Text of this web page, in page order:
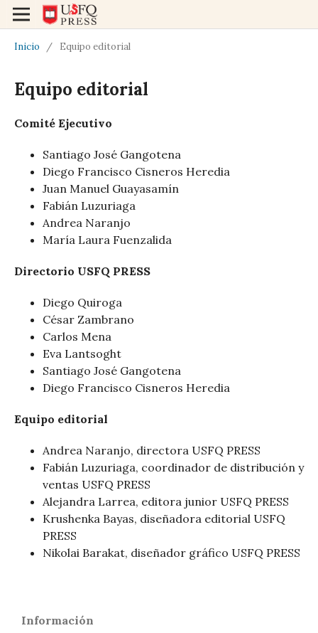
Inicio / Equipo editorial
Equipo editorial
Comité Ejecutivo
Santiago José Gangotena
Diego Francisco Cisneros Heredia
Juan Manuel Guayasamín
Fabián Luzuriaga
Andrea Naranjo
María Laura Fuenzalida
Directorio USFQ PRESS
Diego Quiroga
César Zambrano
Carlos Mena
Eva Lantsoght
Santiago José Gangotena
Diego Francisco Cisneros Heredia
Equipo editorial
Andrea Naranjo, directora USFQ PRESS
Fabián Luzuriaga, coordinador de distribución y
ventas USFQ PRESS
Alejandra Larrea, editora junior USFQ PRESS
Krushenka Bayas, diseñadora editorial USFQ
PRESS
Nikolai Barakat, diseñador gráfico USFQ PRESS
Información